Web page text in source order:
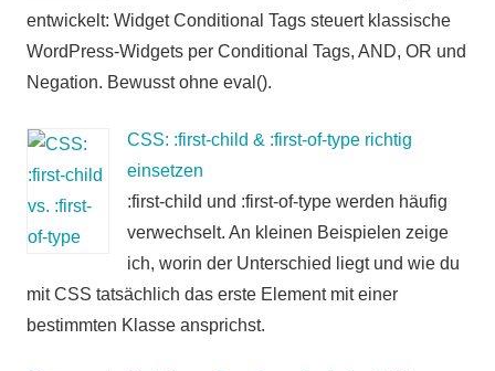
entwickelt: Widget Conditional Tags steuert klassische
WordPress-Widgets per Conditional Tags, AND, OR und
Negation. Bewusst ohne eval().
CSS: :first-child & :first-of-type richtig
einsetzen
:first-child und :first-of-type werden häufig
verwechselt. An kleinen Beispielen zeige
ich, worin der Unterschied liegt und wie du
mit CSS tatsächlich das erste Element mit einer
bestimmten Klasse ansprichst.